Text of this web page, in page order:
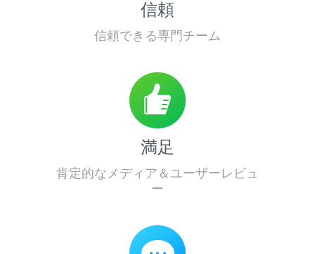
信頼
信頼できる専門チーム
満足
肯定的なメディア＆ユーザーレビュ
ー